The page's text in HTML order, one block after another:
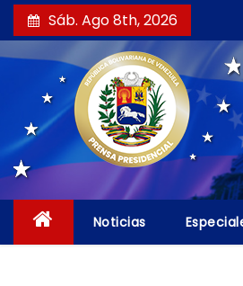
a
l
Sáb. Ago 8th, 2026
Noticias